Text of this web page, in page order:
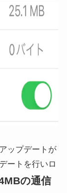
ップデートが
ートを行いロ
の通信